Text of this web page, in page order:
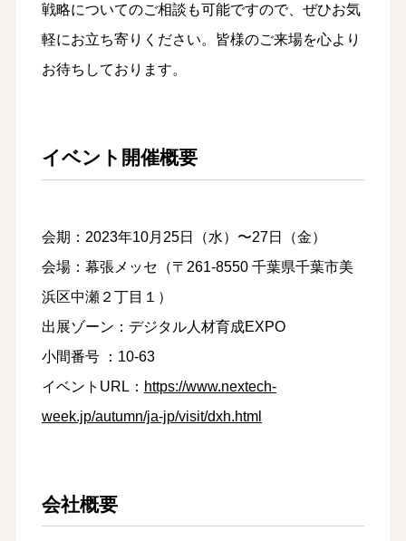
戦略についてのご相談も可能ですので、ぜひお気
軽にお立ち寄りください。皆様のご来場を心より
お待ちしております。
イベント開催概要
会期：2023年10月25日（水）〜27日（金）
会場：幕張メッセ（〒261-8550 千葉県千葉市美
浜区中瀬２丁目１）
出展ゾーン：デジタル人材育成EXPO
小間番号 ：10-63
イベントURL： https://www.nextech-
week.jp/autumn/ja-jp/visit/dxh.html
会社概要